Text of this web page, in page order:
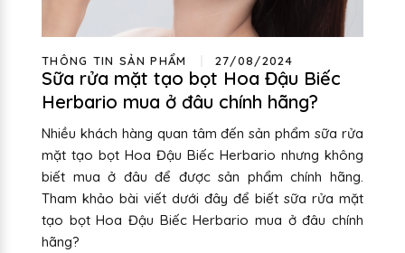
THÔNG TIN SẢN PHẨM 27/08/2024
Sữa rửa mặt tạo bọt Hoa Đậu Biếc
Herbario mua ở đâu chính hãng?
Nhiều khách hàng quan tâm đến sản phẩm sữa rửa
mặt tạo bọt Hoa Đậu Biếc Herbario nhưng không
biết mua ở đâu để được sản phẩm chính hãng.
Tham khảo bài viết dưới đây để biết sữa rửa mặt
tạo bọt Hoa Đậu Biếc Herbario mua ở đâu chính
hãng?